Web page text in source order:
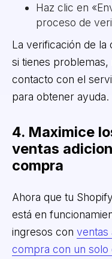
Haz clic en
proceso de
La verificación de la
si tienes
contacto con el
para obtener ayuda.
4. Maximice
ventas
compra
Ahora que tu
está en
ingresos con ventas
compra con un solo